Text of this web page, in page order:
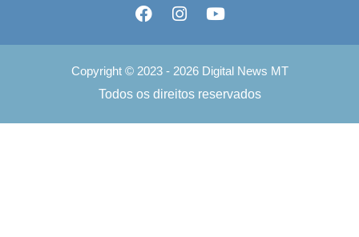
Copyright © 2023 - 2026 Digital News MT
Todos os direitos reservados